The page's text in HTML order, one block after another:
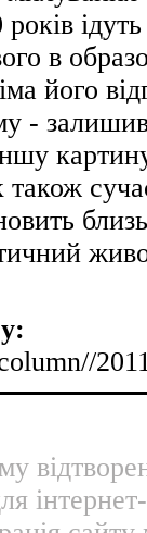
в
його
-